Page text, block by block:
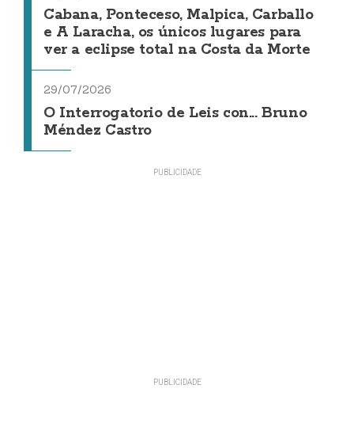
Cabana, Ponteceso, Malpica, Carballo
e A Laracha, os únicos lugares para
ver a eclipse total na Costa da Morte
29/07/2026
O Interrogatorio de Leis con... Bruno
Méndez Castro